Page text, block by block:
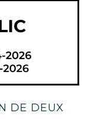
DE DEUX